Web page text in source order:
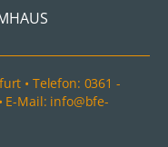
• Telefon: 0361 -
E-Mail: info@bfe-